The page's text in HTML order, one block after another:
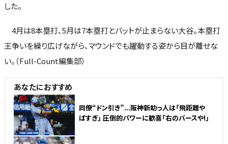
した。
4月は8本塁打、5月は7本塁打とバットが止まらない大谷。本塁打
王争いを繰り広げながら、マウンドでも躍動する姿から目が離せな
い。（Full-Count編集部）
あなたにおすすめ
同僚“ドン引き”...阪神新助っ人は「飛距離や
ばすぎ」 圧倒的パワーに歓喜「右のバースや!」